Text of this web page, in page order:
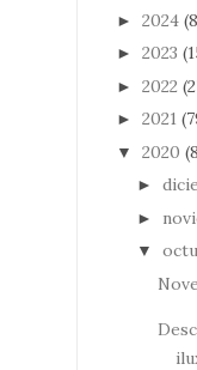
► 2024
► 2023
► 2022
► 2021
▼ 2020
►
►
▼